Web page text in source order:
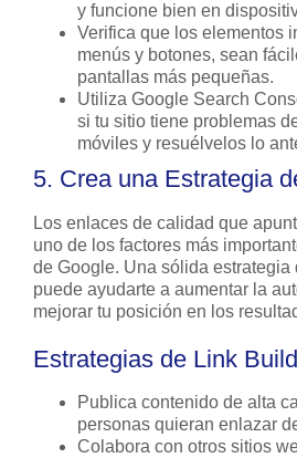
y funcione bien en
Verifica que los elementos
menús y botones, sean
pantallas más pequeñas.
Utiliza Google Search
si tu sitio tiene problemas
móviles y resuélvelos lo
5. Crea una Estrategia
Los enlaces de calidad que
uno de los factores más
de Google. Una sólida estrategia
puede ayudarte a aumentar la
mejorar tu posición en los
Estrategias de Link
Publica contenido de alta
personas quieran enlazar
Colabora con otros sitios